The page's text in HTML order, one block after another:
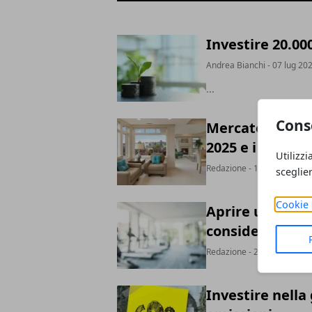
Cookie
Investire
Andrea Bianchi - 07 lug
...
Mercato
2025 e i
Redazione - 17 gen 2025
Aprire una
considerare?
Redazione - 26 feb 2021
Investire nella